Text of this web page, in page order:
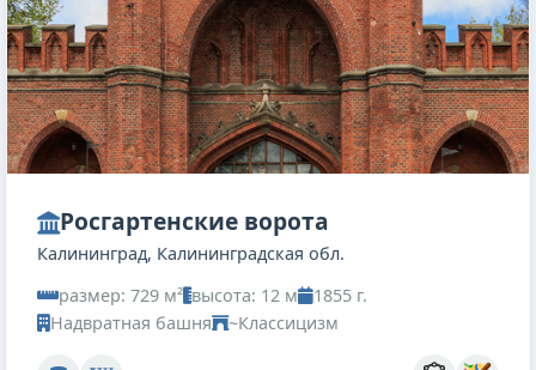
Росгартенские ворота
Калининград, Калининградская обл.
размер: 729 м² высота: 12 м
1855 г.
Надвратная башня
~Классицизм